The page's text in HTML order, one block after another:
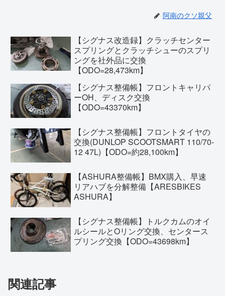
阿南のクソ親父
【シグナス改造録】クラッチセンター
スプリングとクラッチシューのスプリ
ングを社外品に交換
【ODO=28,473km】
【シグナス整備帳】フロントキャリパ
ーOH、ディスク交換
【ODO=43370km】
【シグナス整備帳】フロントタイヤの
交換(DUNLOP SCOOTSMART 110/70-
12 47L)【ODO=約28,100km】
【ASHURA整備帳】BMX購入、早速
リアハブを分解整備【ARESBIKES
ASHURA】
【シグナス整備帳】トルクカムのオイ
ルシールとOリング交換、センタース
プリング交換【ODO=43698km】
関連記事